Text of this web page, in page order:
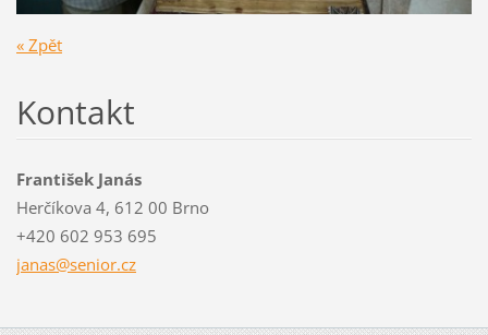
« Zpět
Kontakt
František Janás
Herčíkova 4, 612 00 Brno
+420 602 953 695
janas@senior.cz